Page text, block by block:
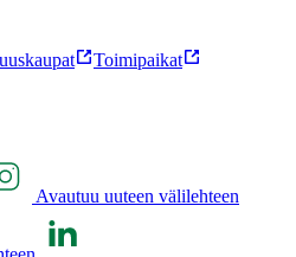
Toimipaikat
Avautuu uuteen välilehteen